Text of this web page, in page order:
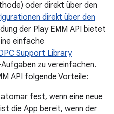
oder direkt über den
direkt über den
der Play EMM API bietet
einfache
Support Library
zu vereinfachen.
API folgende Vorteile:
fest, wenn eine neue
die App bereit, wenn der